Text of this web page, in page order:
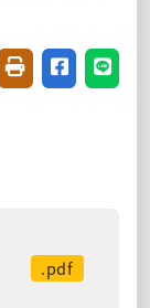
友善列印(開新視
分享至臉書
分享
.pdf